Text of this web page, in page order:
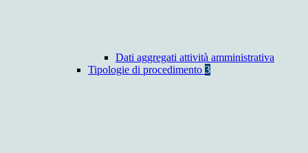
Dati aggregati attività amministrativa
Tipologie di procedimento 3